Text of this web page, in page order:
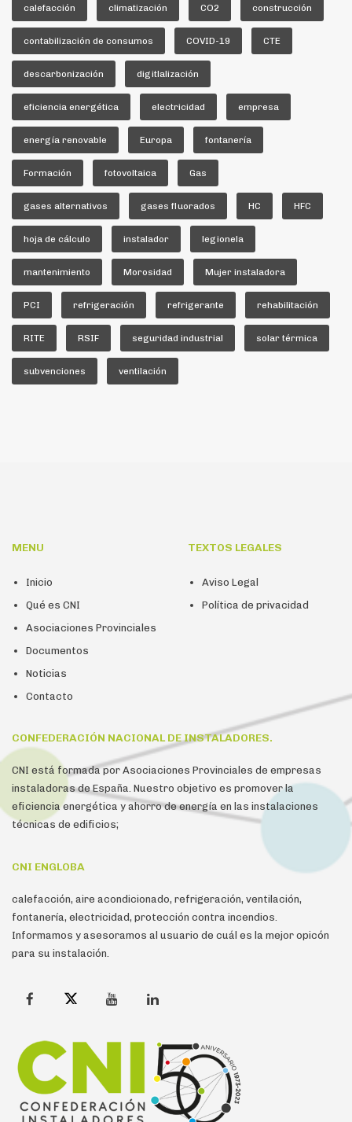
calefacción climatización CO2 construcción
contabilización de consumos COVID-19 CTE
descarbonización digitlalización
eficiencia energética electricidad empresa
energía renovable Europa fontanería
Formación fotovoltaica Gas
gases alternativos gases fluorados HC HFC
hoja de cálculo instalador legionela
mantenimiento Morosidad Mujer instaladora
PCI refrigeración refrigerante rehabilitación
RITE RSIF seguridad industrial solar térmica
subvenciones ventilación
MENU
Inicio
Qué es CNI
Asociaciones Provinciales
Documentos
Noticias
Contacto
TEXTOS LEGALES
Aviso Legal
Política de privacidad
CONFEDERACIÓN NACIONAL DE INSTALADORES.
CNI está formada por Asociaciones Provinciales de empresas
instaladoras de España. Nuestro objetivo es promover la
eficiencia energética y ahorro de energía en las instalaciones
técnicas de edificios;
CNI ENGLOBA
calefacción, aire acondicionado, refrigeración, ventilación,
fontanería, electricidad, protección contra incendios.
Informamos y asesoramos al usuario de cuál es la mejor opicón
para su instalación.